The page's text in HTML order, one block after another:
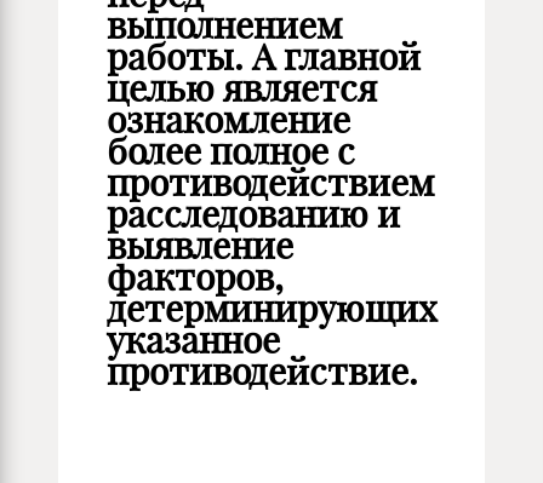
выполнением
работы. А главной
целью является
ознакомление
более полное с
противодействием
расследованию и
выявление
факторов,
детерминирующих
указанное
противодействие.